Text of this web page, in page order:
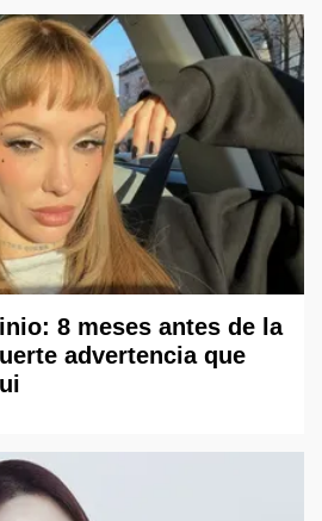
8 meses antes de la
advertencia que